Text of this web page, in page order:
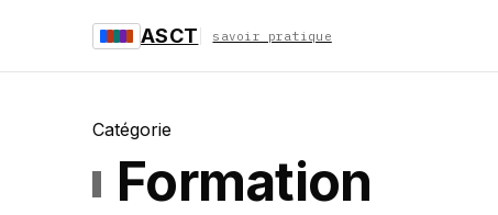
ASCT savoir pratique
Catégorie
Formation